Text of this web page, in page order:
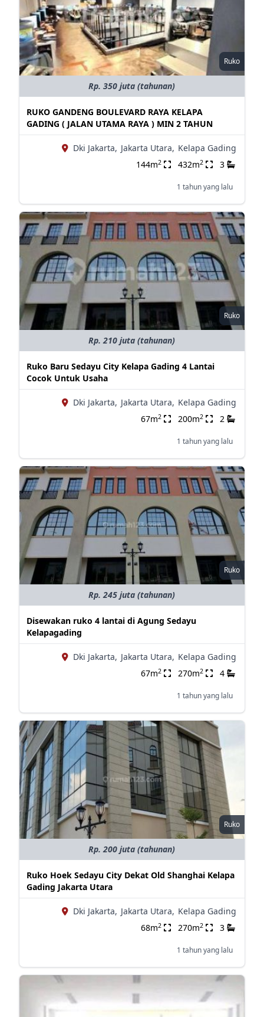
Ruko
Rp. 350 juta (tahunan)
RUKO GANDENG BOULEVARD RAYA KELAPA
GADING ( JALAN UTAMA RAYA ) MIN 2 TAHUN
Dki Jakarta, Jakarta Utara, Kelapa Gading
144m2 432m2 3
1 tahun yang lalu
Ruko
Rp. 210 juta (tahunan)
Ruko Baru Sedayu City Kelapa Gading 4 Lantai
Cocok Untuk Usaha
Dki Jakarta, Jakarta Utara, Kelapa Gading
67m2 200m2 2
1 tahun yang lalu
Ruko
Rp. 245 juta (tahunan)
Disewakan ruko 4 lantai di Agung Sedayu
Kelapagading
Dki Jakarta, Jakarta Utara, Kelapa Gading
67m2 270m2 4
1 tahun yang lalu
Ruko
Rp. 200 juta (tahunan)
Ruko Hoek Sedayu City Dekat Old Shanghai Kelapa
Gading Jakarta Utara
Dki Jakarta, Jakarta Utara, Kelapa Gading
68m2 270m2 3
1 tahun yang lalu